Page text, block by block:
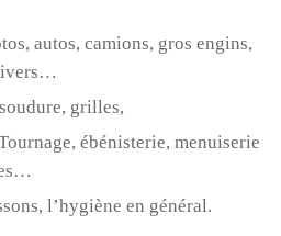
autos, camions, gros engins,
grilles,
ébénisterie, menuiserie
l’hygiène en général.